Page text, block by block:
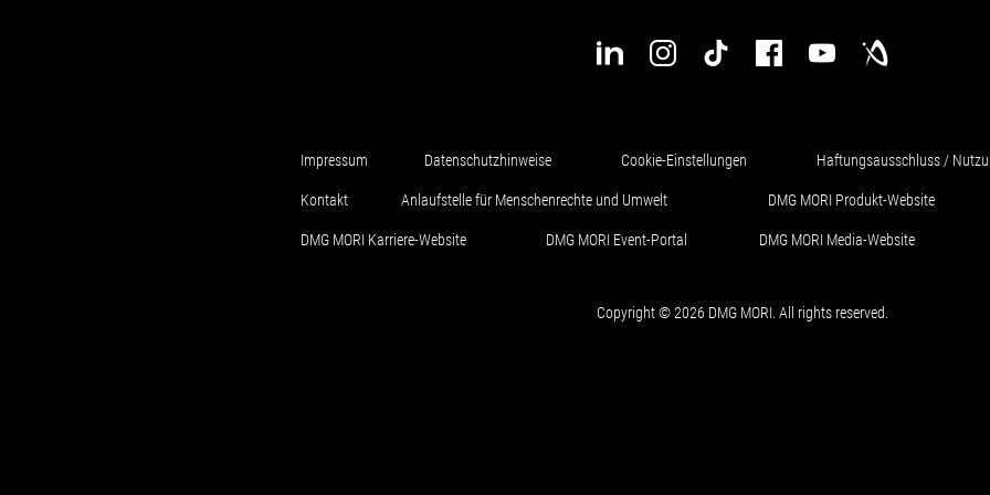
Impressum Datenschutzhinweise Cookie-Einstellungen Haftungsausschluss /
Kontakt Anlaufstelle für Menschenrechte und Umwelt DMG MORI Produkt-Website
DMG MORI Karriere-Website DMG MORI Event-Portal DMG MORI Media-Website
Copyright © 2026 DMG MORI. All rights reserved.